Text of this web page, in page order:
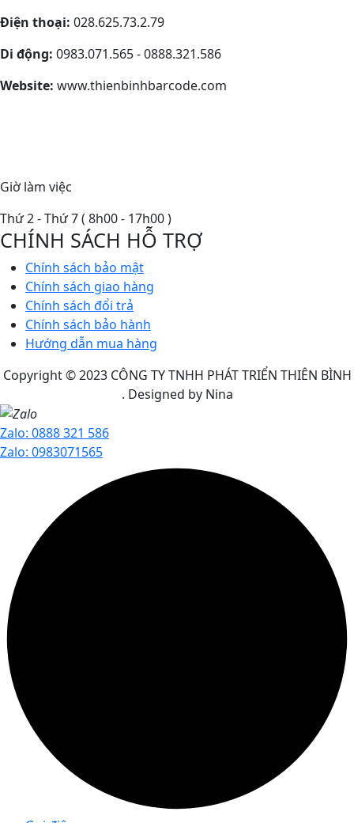
Điện thoại: 028.625.73.2.79
Di động: 0983.071.565 - 0888.321.586
Website: www.thienbinhbarcode.com
Giờ làm việc
Thứ 2 - Thứ 7 ( 8h00 - 17h00 )
CHÍNH SÁCH HỖ TRỢ
Chính sách bảo mật
Chính sách giao hàng
Chính sách đổi trả
Chính sách bảo hành
Hướng dẫn mua hàng
Copyright © 2023 CÔNG TY TNHH PHÁT TRIỂN THIÊN BÌNH
. Designed by Nina
Zalo: 0888 321 586
Zalo: 0983071565